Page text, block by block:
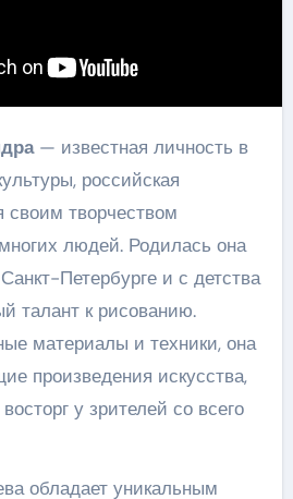
— известная личность в
российская
своим творчеством
людей. Родилась она
Петербурге и с детства
талант к рисованию.
материалы и техники, она
произведения искусства,
у зрителей со всего
обладает уникальным